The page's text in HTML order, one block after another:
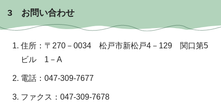
3 お問い合わせ
住所：〒270－0034 松戸市新松戸4－129 関口第5
ビル 1－A
電話：047-309-7677
ファクス：047-309-7678